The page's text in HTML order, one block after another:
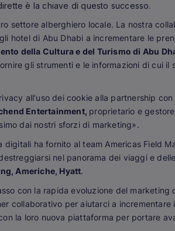
è la chiave di questo successo.
settore alberghiero locale. La nostra
hotel di Abu Dhabi a incrementare le
della Cultura e del Turismo di Abu
gli strumenti e le informazioni di cui il
all'uso dei cookie alla partnership
Entertainment, proprietario e
dai nostri sforzi di marketing».
digitali ha fornito al team Americas Field
nel panorama dei viaggi e
Americhe, Hyatt.
con la rapida evoluzione del marketing
collaborativo per aiutarci a incrementare
la loro nuova piattaforma per portare